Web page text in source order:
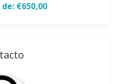
€650,00